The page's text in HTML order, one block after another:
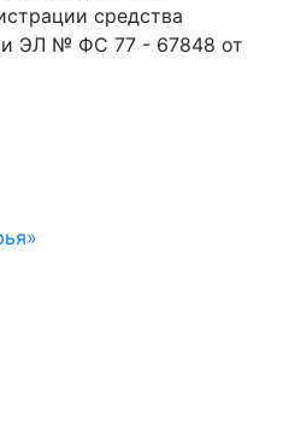
средства
ЭЛ № ФС 77 - 67848 от